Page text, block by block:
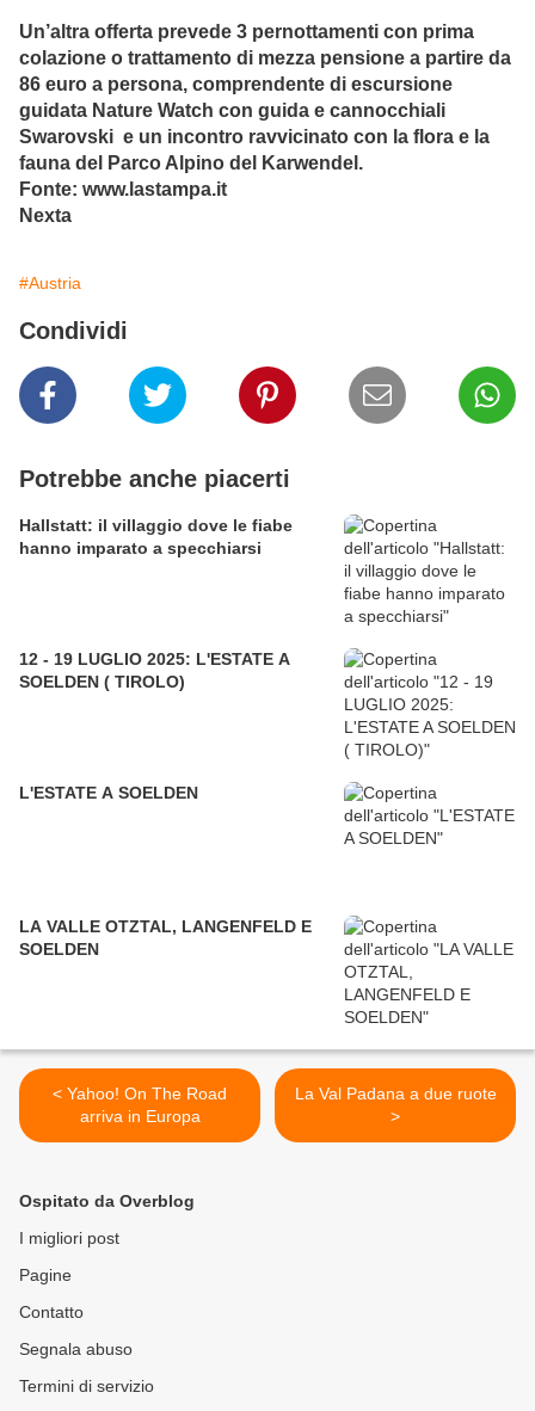
Un’altra offerta prevede 3 pernottamenti con prima
colazione o trattamento di mezza pensione a partire da
86 euro a persona, comprendente di escursione
guidata Nature Watch con guida e cannocchiali
Swarovski e un incontro ravvicinato con la flora e la
fauna del Parco Alpino del Karwendel.
Fonte: www.lastampa.it
Nexta
#Austria
Condividi
Potrebbe anche piacerti
Hallstatt: il villaggio dove le fiabe
hanno imparato a specchiarsi
12 - 19 LUGLIO 2025: L'ESTATE A
SOELDEN ( TIROLO)
L'ESTATE A SOELDEN
LA VALLE OTZTAL, LANGENFELD E
SOELDEN
< Yahoo! On The Road
arriva in Europa
La Val Padana a due ruote
>
Ospitato da Overblog
I migliori post
Pagine
Contatto
Segnala abuso
Termini di servizio